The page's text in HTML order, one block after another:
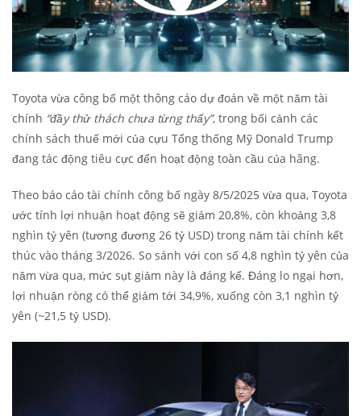
Toyota vừa công bố một thông cáo dự đoán về một năm tài
chính “đầy thử thách chưa từng thấy”, trong bối cảnh các
chính sách thuế mới của cựu Tổng thống Mỹ Donald Trump
đang tác động tiêu cực đến hoạt động toàn cầu của hãng.
Theo báo cáo tài chính công bố ngày 8/5/2025 vừa qua, Toyota
ước tính lợi nhuận hoạt động sẽ giảm 20,8%, còn khoảng 3,8
nghìn tỷ yên (tương đương 26 tỷ USD) trong năm tài chính kết
thúc vào tháng 3/2026. So sánh với con số 4,8 nghìn tỷ yên của
năm vừa qua, mức sụt giảm này là đáng kể. Đáng lo ngại hơn,
lợi nhuận ròng có thể giảm tới 34,9%, xuống còn 3,1 nghìn tỷ
yên (~21,5 tỷ USD).